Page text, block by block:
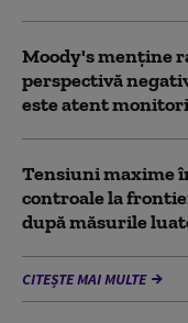
Moody's menține
perspectivă
este atent
Tensiuni maxime
controale la
după măsurile
CITEȘTE MAI MULTE